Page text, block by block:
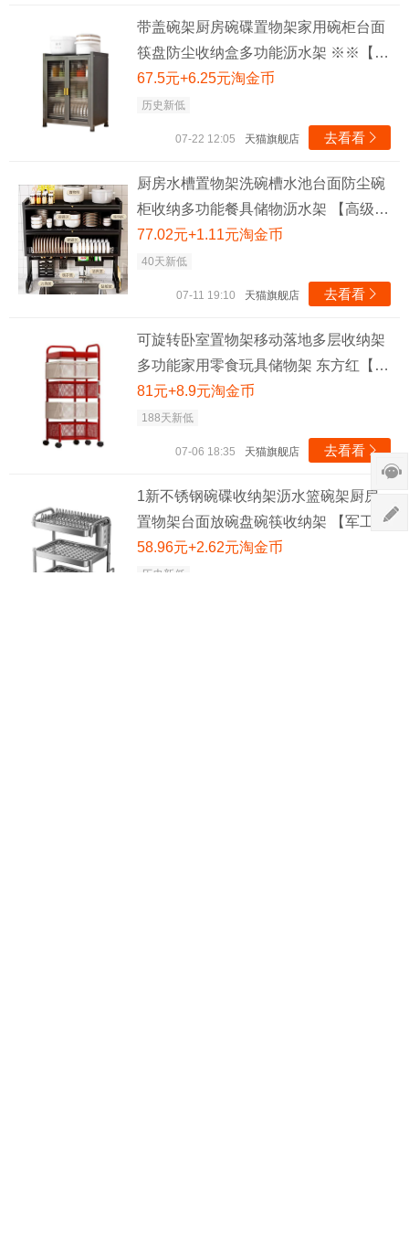
带盖碗架厨房碗碟置物架家用碗柜台面
筷盘防尘收纳盒多功能沥水架 ※※【黑
色】单层*防尘防鼠带沥水盘
67.5元+6.25元淘金币
历史新低
07-22 12:05 天猫旗舰店 去看看 
厨房水槽置物架洗碗槽水池台面防尘碗
柜收纳多功能餐具储物沥水架 【高级
黑】单层-65cm防尘碗碟架+豪华套装
77.02元+1.11元淘金币
40天新低
07-11 19:10 天猫旗舰店 去看看 
可旋转卧室置物架移动落地多层收纳架
多功能家用零食玩具储物架 东方红【三
层—方形】
81元+8.9元淘金币
188天新低
07-06 18:35 天猫旗舰店 去看看 
1新不锈钢碗碟收纳架沥水篮碗架厨房
置物架台面放碗盘碗筷收纳架 【军工级
耐用】2层沥水架
58.96元+2.62元淘金币
历史新低